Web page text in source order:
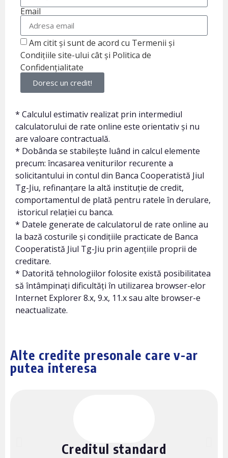
Email
Am citit și sunt de acord cu Termenii și
Condițiile site-ului cât și Politica de
Confidențialitate
Doresc un credit!
* Calculul estimativ realizat prin intermediul
calculatorului de rate online este orientativ și nu
are valoare contractuală.
* Dobânda se stabilește luând in calcul elemente
precum: încasarea veniturilor recurente a
solicitantului in contul din Banca Cooperatistă Jiul
Tg-Jiu, refinanțare la altă instituție de credit,
comportamentul de plată pentru ratele în derulare,
istoricul relației cu banca.
* Datele generate de calculatorul de rate online au
la bază costurile și condițiile practicate de Banca
Cooperatistă Jiul Tg-Jiu prin agențiile proprii de
creditare.
* Datorită tehnologiilor folosite există posibilitatea
să întâmpinați dificultăți în utilizarea browser-elor
Internet Explorer 8.x, 9.x, 11.x sau alte browser-e
neactualizate.
Alte credite presonale care v-ar
putea interesa
Creditul standard